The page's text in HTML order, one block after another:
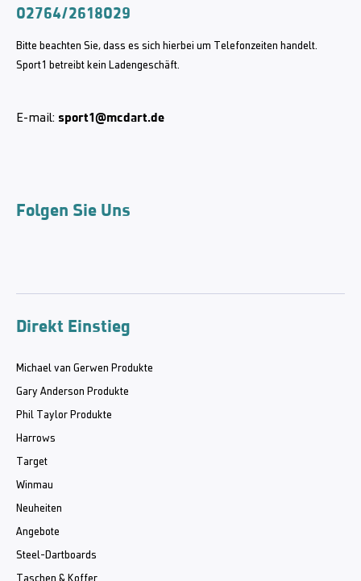
02764/2618029
Bitte beachten Sie, dass es sich hierbei um Telefonzeiten handelt.
Sport1 betreibt kein Ladengeschäft.
E-mail: sport1@mcdart.de
Folgen Sie Uns
Direkt Einstieg
Michael van Gerwen Produkte
Gary Anderson Produkte
Phil Taylor Produkte
Harrows
Target
Winmau
Neuheiten
Angebote
Steel-Dartboards